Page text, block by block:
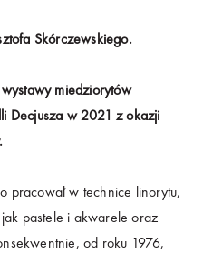
Skórczewskiego.
wystawy miedziorytów
Decjusza w 2021 z okazji
pracował w technice linorytu,
pastele i akwarele oraz
od roku 1976,